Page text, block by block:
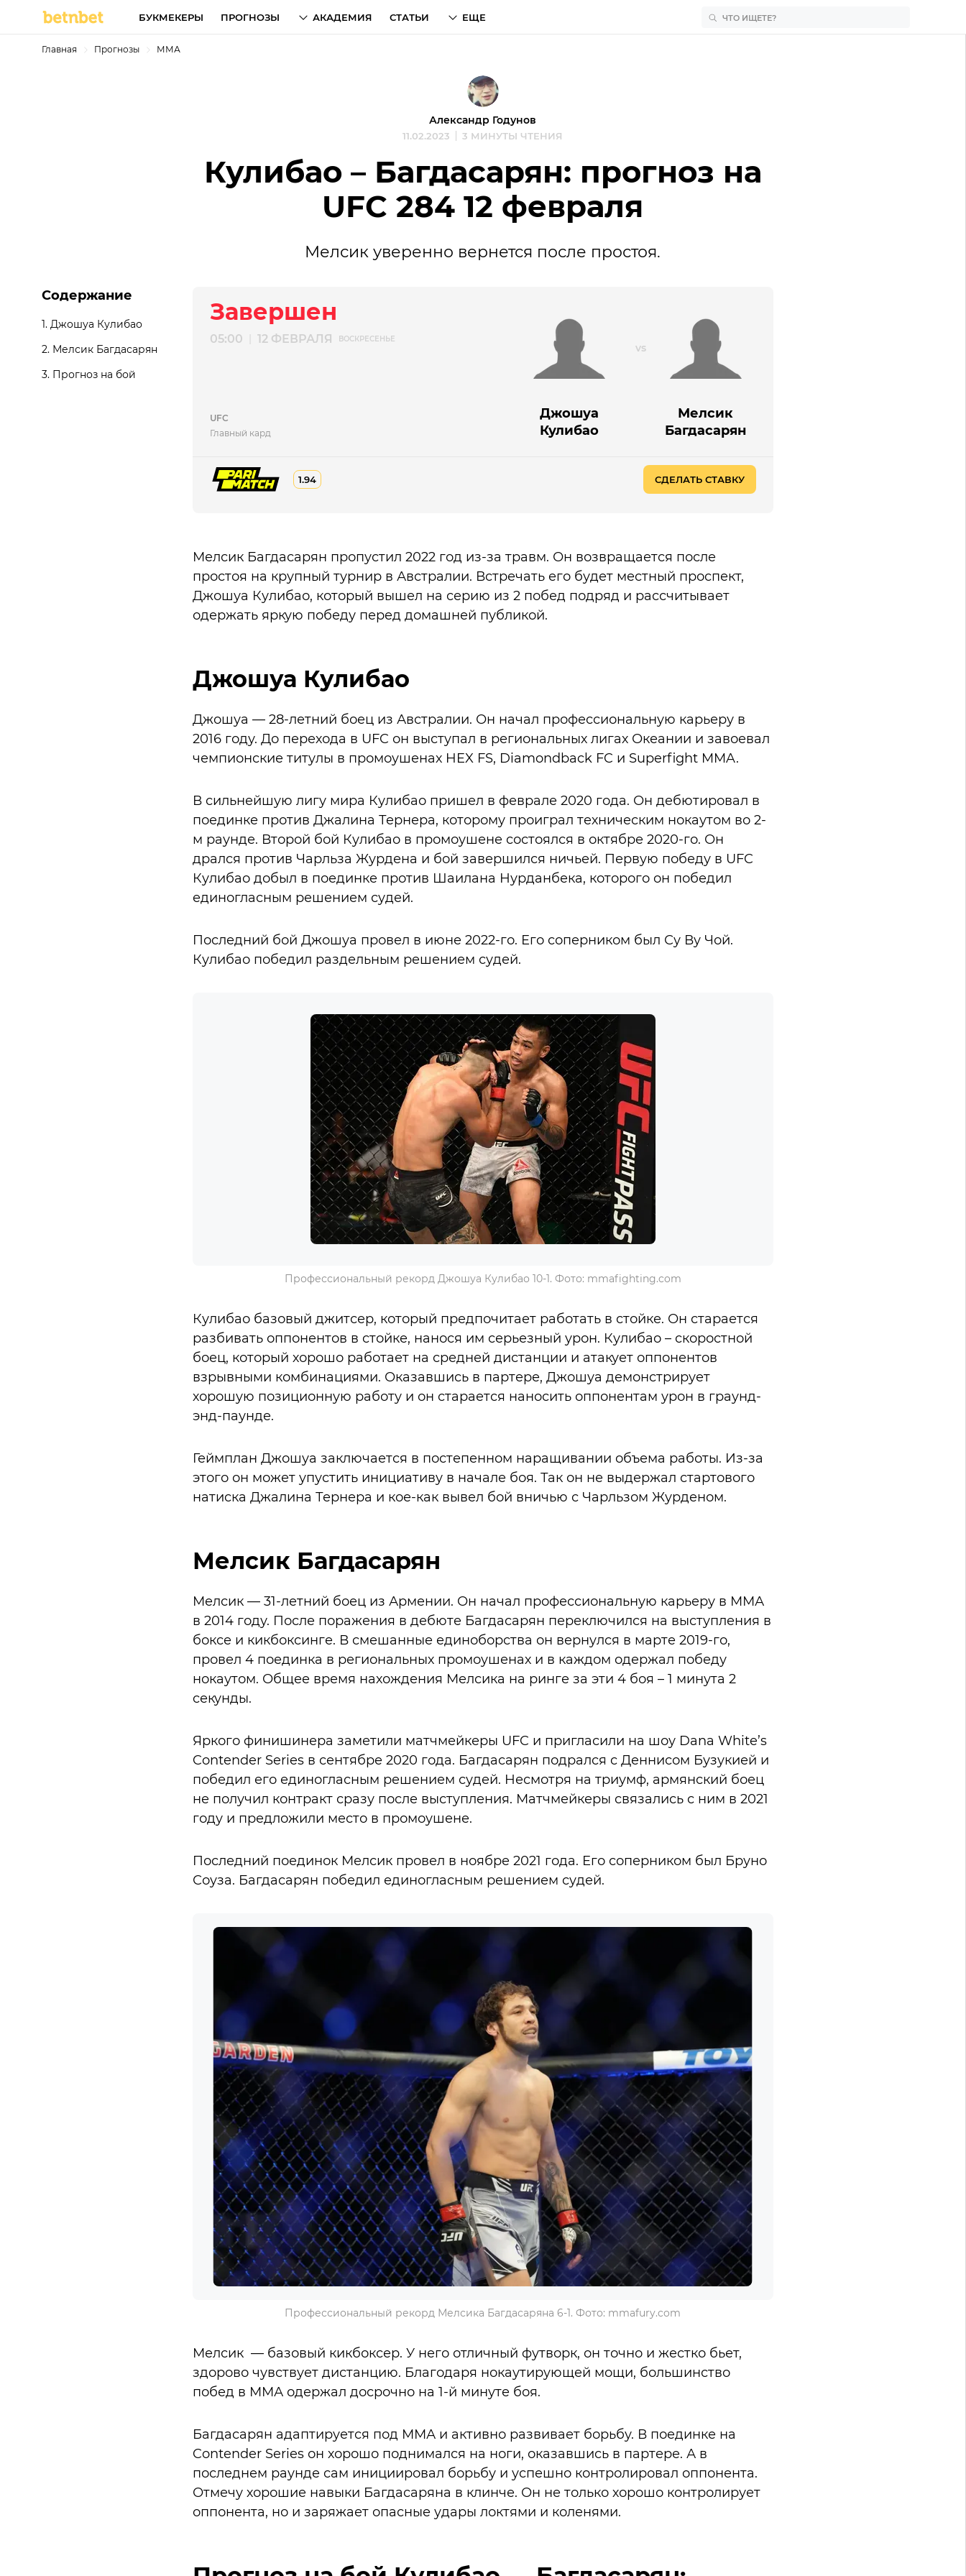
БУКМЕКЕРЫ ПРОГНОЗЫ АКАДЕМИЯ СТАТЬИ ЕЩЕ
Главная Прогнозы ММА
Александр Годунов
11.02.2023 3 МИНУТЫ ЧТЕНИЯ
Кулибао – Багдасарян: прогноз на
UFC 284 12 февраля
Мелсик уверенно вернется после простоя.
Содержание
1. Джошуа Кулибао
2. Мелсик Багдасарян
3. Прогноз на бой
Джошуа
Кулибао
Мелсик
Багдасарян
Завершен
05:00 12 ФЕВРАЛЯ ВОСКРЕСЕНЬЕ
UFC
Главный кард
1.94 СДЕЛАТЬ СТАВКУ
Мелсик Багдасарян пропустил 2022 год из-за травм. Он возвращается после
простоя на крупный турнир в Австралии. Встречать его будет местный проспект,
Джошуа Кулибао, который вышел на серию из 2 побед подряд и рассчитывает
одержать яркую победу перед домашней публикой.
Джошуа Кулибао
Джошуа — 28-летний боец из Австралии. Он начал профессиональную карьеру в
2016 году. До перехода в UFC он выступал в региональных лигах Океании и завоевал
чемпионские титулы в промоушенах HEX FS, Diamondback FC и Superfight MMA.
В сильнейшую лигу мира Кулибао пришел в феврале 2020 года. Он дебютировал в
поединке против Джалина Тернера, которому проиграл техническим нокаутом во 2-
м раунде. Второй бой Кулибао в промоушене состоялся в октябре 2020-го. Он
дрался против Чарльза Журдена и бой завершился ничьей. Первую победу в UFC
Кулибао добыл в поединке против Шаилана Нурданбека, которого он победил
единогласным решением судей.
Последний бой Джошуа провел в июне 2022-го. Его соперником был Су Ву Чой.
Кулибао победил раздельным решением судей.
Профессиональный рекорд Джошуа Кулибао 10-1. Фото: mmafighting.com
Кулибао базовый джитсер, который предпочитает работать в стойке. Он старается
разбивать оппонентов в стойке, нанося им серьезный урон. Кулибао – скоростной
боец, который хорошо работает на средней дистанции и атакует оппонентов
взрывными комбинациями. Оказавшись в партере, Джошуа демонстрирует
хорошую позиционную работу и он старается наносить оппонентам урон в граунд-
энд-паунде.
Геймплан Джошуа заключается в постепенном наращивании объема работы. Из-за
этого он может упустить инициативу в начале боя. Так он не выдержал стартового
натиска Джалина Тернера и кое-как вывел бой вничью с Чарльзом Журденом.
Мелсик Багдасарян
Мелсик — 31-летний боец из Армении. Он начал профессиональную карьеру в ММА
в 2014 году. После поражения в дебюте Багдасарян переключился на выступления в
боксе и кикбоксинге. В смешанные единоборства он вернулся в марте 2019-го,
провел 4 поединка в региональных промоушенах и в каждом одержал победу
нокаутом. Общее время нахождения Мелсика на ринге за эти 4 боя – 1 минута 2
секунды.
Яркого финишинера заметили матчмейкеры UFC и пригласили на шоу Dana White’s
Contender Series в сентябре 2020 года. Багдасарян подрался с Деннисом Бузукией и
победил его единогласным решением судей. Несмотря на триумф, армянский боец
не получил контракт сразу после выступления. Матчмейкеры связались с ним в 2021
году и предложили место в промоушене.
Последний поединок Мелсик провел в ноябре 2021 года. Его соперником был Бруно
Соуза. Багдасарян победил единогласным решением судей.
Профессиональный рекорд Мелсика Багдасаряна 6-1. Фото: mmafury.com
Мелсик — базовый кикбоксер. У него отличный футворк, он точно и жестко бьет,
здорово чувствует дистанцию. Благодаря нокаутирующей мощи, большинство
побед в ММА одержал досрочно на 1-й минуте боя.
Багдасарян адаптируется под ММА и активно развивает борьбу. В поединке на
Contender Series он хорошо поднимался на ноги, оказавшись в партере. А в
последнем раунде сам инициировал борьбу и успешно контролировал оппонента.
Отмечу хорошие навыки Багдасаряна в клинче. Он не только хорошо контролирует
оппонента, но и заряжает опасные удары локтями и коленями.